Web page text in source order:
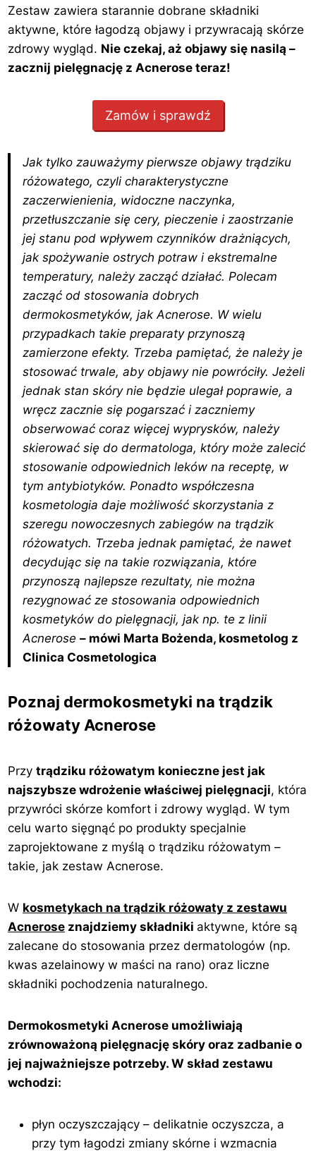
Zestaw zawiera starannie dobrane składniki
aktywne, które łagodzą objawy i przywracają skórze
zdrowy wygląd. Nie czekaj, aż objawy się nasilą –
zacznij pielęgnację z Acnerose teraz!
Zamów i sprawdź
Jak tylko zauważymy pierwsze objawy trądziku
różowatego, czyli charakterystyczne
zaczerwienienia, widoczne naczynka,
przetłuszczanie się cery, pieczenie i zaostrzanie
jej stanu pod wpływem czynników drażniących,
jak spożywanie ostrych potraw i ekstremalne
temperatury, należy zacząć działać. Polecam
zacząć od stosowania dobrych
dermokosmetyków, jak Acnerose. W wielu
przypadkach takie preparaty przynoszą
zamierzone efekty. Trzeba pamiętać, że należy je
stosować trwale, aby objawy nie powróciły. Jeżeli
jednak stan skóry nie będzie ulegał poprawie, a
wręcz zacznie się pogarszać i zaczniemy
obserwować coraz więcej wyprysków, należy
skierować się do dermatologa, który może zalecić
stosowanie odpowiednich leków na receptę, w
tym antybiotyków. Ponadto współczesna
kosmetologia daje możliwość skorzystania z
szeregu nowoczesnych zabiegów na trądzik
różowatych. Trzeba jednak pamiętać, że nawet
decydując się na takie rozwiązania, które
przynoszą najlepsze rezultaty, nie można
rezygnować ze stosowania odpowiednich
kosmetyków do pielęgnacji, jak np. te z linii
Acnerose – mówi Marta Bożenda, kosmetolog z
Clinica Cosmetologica
Poznaj dermokosmetyki na trądzik
różowaty Acnerose
Przytrądziku różowatym konieczne jest jak
najszybsze wdrożenie właściwej pielęgnacji, która
przywróci skórze komfort i zdrowy wygląd. W tym
celu warto sięgnąć po produkty specjalnie
zaprojektowane z myślą o trądziku różowatym –
takie, jak zestaw Acnerose.
W kosmetykach na trądzik różowaty z zestawu
Acnerose znajdziemy składniki aktywne, które są
zalecane do stosowania przez dermatologów (np.
kwas azelainowy w maści na rano) oraz liczne
składniki pochodzenia naturalnego.
Dermokosmetyki Acnerose umożliwiają
zrównoważoną pielęgnację skóry oraz zadbanie o
jej najważniejsze potrzeby. W skład zestawu
wchodzi:
płyn oczyszczający – delikatnie oczyszcza, a
przy tym łagodzi zmiany skórne i wzmacnia